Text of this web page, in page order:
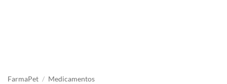
FarmaPet / Medicamentos